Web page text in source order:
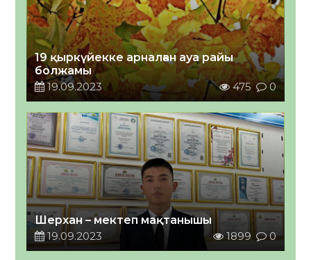
19 қыркүйекке арналған ауа райы
болжамы
19.09.2023
475 0
Шерхан – мектеп мақтанышы
19.09.2023
1899 0